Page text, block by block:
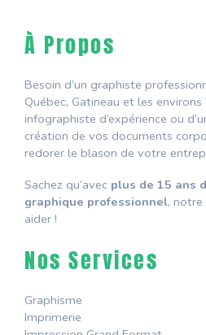
À Propos
Besoin d’un graphiste
Québec, Gatineau et les environs
infographiste d’expérience ou
création de vos documents
redorer le blason de votre
Sachez qu’avec plus de 15 ans
graphique professionnel,
aider !
Nos Services
Graphisme
Imprimerie